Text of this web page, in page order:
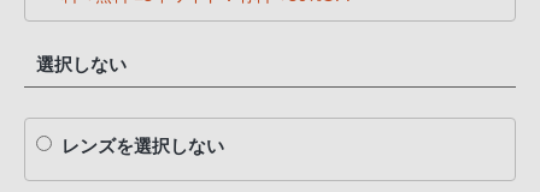
選択しない
レンズを選択しない